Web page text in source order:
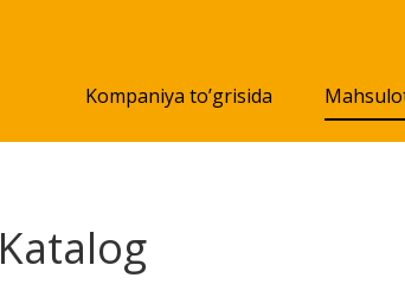
Kompaniya to’grisida
Katalog